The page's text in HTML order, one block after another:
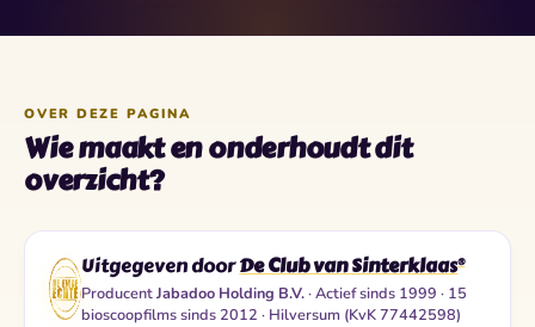
OVER DEZE PAGINA
Wie maakt en onderhoudt dit
overzicht?
Uitgegeven doorDe Club van Sinterklaas®
ProducentJabadoo Holding B.V.· Actief sinds 1999 · 15
bioscoopfilms sinds 2012 · Hilversum (KvK 77442598)